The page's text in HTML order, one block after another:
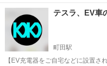
ーターさん５％Ｏｆｆキャンペーン中(^^)/ 【 税
】 🌷🌷🌷🌷🌷🌷🌷🌷🌷🌷🌷🌷🌷🌷
東京 国分寺市 電
テスラ、EV車
町田駅
【EV充電器をご自宅などに設置されたいお客